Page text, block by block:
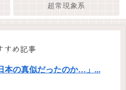
超常現象系
すめ記事
本の真似だったのか…」...